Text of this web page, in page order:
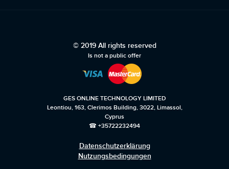
© 2019 All rights reserved
Is not a public offer
GES ONLINE TECHNOLOGY LIMITED
Leontiou, 163, Clerimos Building, 3022, Limassol,
Cyprus
☎ +35722232494
Datenschutzerklärung
Nutzungsbedingungen